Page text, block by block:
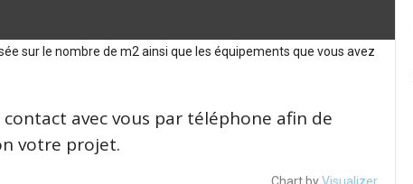
sur le nombre de m2 ainsi que les équipements que vous avez
avec vous par téléphone afin de
votre projet.
Chart byVisualizer